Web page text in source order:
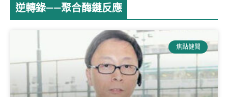
逆轉錄——聚合酶鏈反應
焦點健聞